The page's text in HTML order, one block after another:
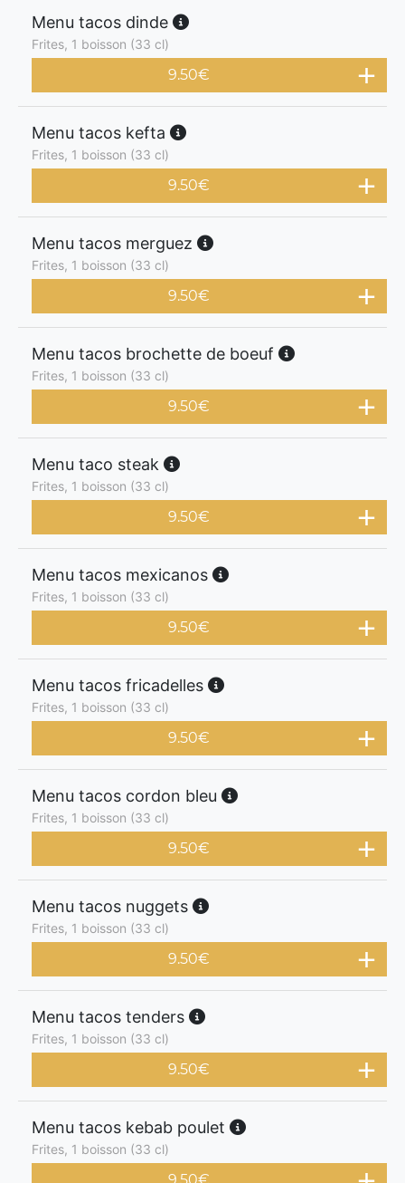
Menu tacos dinde
Frites, 1 boisson (33 cl)
9.50€
Menu tacos kefta
Frites, 1 boisson (33 cl)
9.50€
Menu tacos merguez
Frites, 1 boisson (33 cl)
9.50€
Menu tacos brochette de boeuf
Frites, 1 boisson (33 cl)
9.50€
Menu taco steak
Frites, 1 boisson (33 cl)
9.50€
Menu tacos mexicanos
Frites, 1 boisson (33 cl)
9.50€
Menu tacos fricadelles
Frites, 1 boisson (33 cl)
9.50€
Menu tacos cordon bleu
Frites, 1 boisson (33 cl)
9.50€
Menu tacos nuggets
Frites, 1 boisson (33 cl)
9.50€
Menu tacos tenders
Frites, 1 boisson (33 cl)
9.50€
Menu tacos kebab poulet
Frites, 1 boisson (33 cl)